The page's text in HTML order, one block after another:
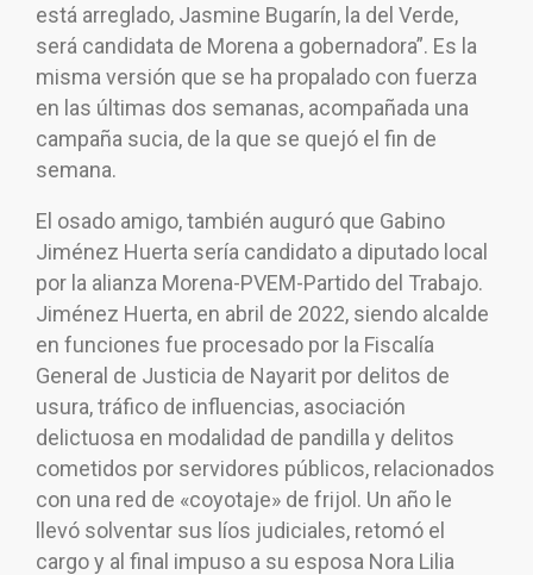
está arreglado, Jasmine Bugarín, la del Verde,
será candidata de Morena a gobernadora”. Es la
misma versión que se ha propalado con fuerza
en las últimas dos semanas, acompañada una
campaña sucia, de la que se quejó el fin de
semana.
El osado amigo, también auguró que Gabino
Jiménez Huerta sería candidato a diputado local
por la alianza Morena-PVEM-Partido del Trabajo.
Jiménez Huerta, en abril de 2022, siendo alcalde
en funciones fue procesado por la Fiscalía
General de Justicia de Nayarit por delitos de
usura, tráfico de influencias, asociación
delictuosa en modalidad de pandilla y delitos
cometidos por servidores públicos, relacionados
con una red de «coyotaje» de frijol. Un año le
llevó solventar sus líos judiciales, retomó el
cargo y al final impuso a su esposa Nora Lilia